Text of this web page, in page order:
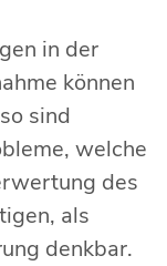
in der
können
sind
welche
des
als
denkbar.